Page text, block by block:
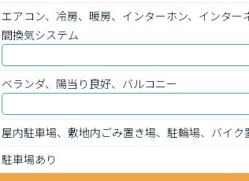
エアコン、冷房、暖房、インターホン、インタ
間換気システム
ベランダ、陽当り良好、バルコニー
屋内駐車場、敷地内ごみ置き場、駐輪場、バイク
駐車場あり